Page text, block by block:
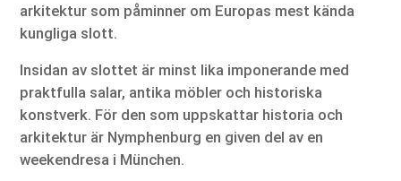
arkitektur som påminner om Europas mest kända
kungliga slott.
Insidan av slottet är minst lika imponerande med
praktfulla salar, antika möbler och historiska
konstverk. För den som uppskattar historia och
arkitektur är Nymphenburg en given del av en
weekendresa i München.